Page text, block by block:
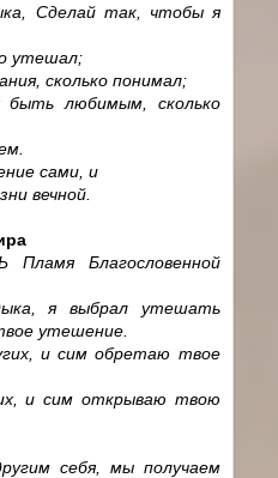
Сделай так, чтобы я
утешал;
сколько понимал;
быть любимым, сколько
сами, и
вечной.
Благословенной
я выбрал утешать
утешение.
и сим обретаю твое
и сим открываю твою
себя, мы получаем